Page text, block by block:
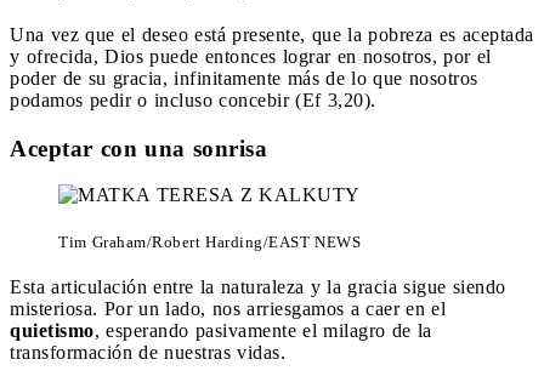
Una vez que el deseo está presente, que la pobreza es aceptada
y ofrecida, Dios puede entonces lograr en nosotros, por el
poder de su gracia, infinitamente más de lo que nosotros
podamos pedir o incluso concebir (Ef 3,20).
Aceptar con una sonrisa
Tim Graham/Robert Harding/EAST NEWS
Esta articulación entre la naturaleza y la gracia sigue siendo
misteriosa. Por un lado, nos arriesgamos a caer en el
quietismo, esperando pasivamente el milagro de la
transformación de nuestras vidas.